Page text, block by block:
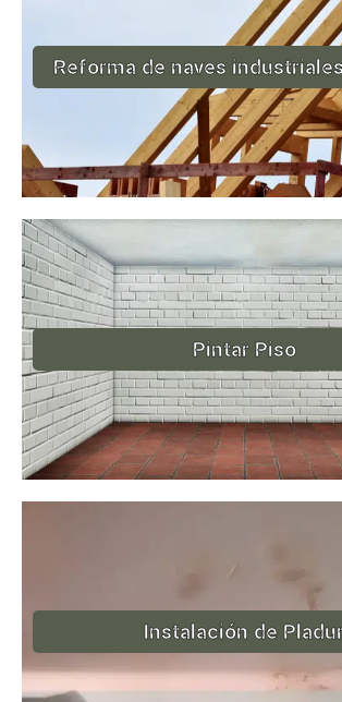
Reforma de naves
Pintar Piso
Instalación de Pladur